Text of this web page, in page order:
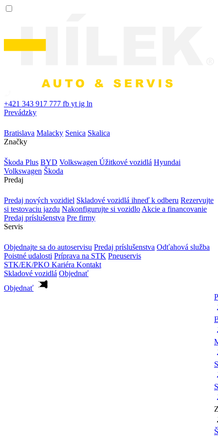
+421 343 917 777 fb yt ig ln
Prevádzky
Bratislava Malacky Senica Skalica
Značky
Škoda Plus BYD Volkswagen Úžitkové vozidlá Hyundai
Volkswagen Škoda
Predaj
Predaj nových vozidiel Skladové vozidlá ihneď k odberu Rezervujte
si testovaciu jazdu Nakonfigurujte si vozidlo Akcie a financovanie
Predaj príslušenstva Pre firmy
Servis
Objednajte sa do autoservisu Predaj príslušenstva Odťahová služba
Poistné udalosti Príprava na STK Pneuservis
STK/EK/PKO Kariéra Kontakt
Skladové vozidlá Objednať
Objednať